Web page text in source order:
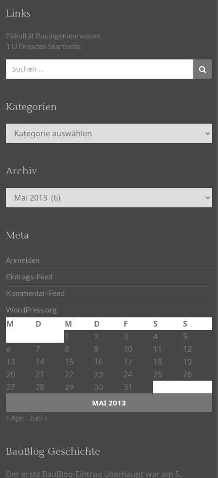
Links
Fakultät Bauingenieurwesen
TU Dresden Startseite
Suchen
nach:
Kategorien
Kategorien
Archiv
Archiv
Meta
Anmelden
Eintrags-Feed
Kommentar-Feed
WordPress.org
MAI 2013
M D M D F S
S
1
2 3 4 5
6 7 8 9 10 11
12
13
14 15 16 17 18
19
20
21 22 23 24 25
26
27
28 29 30 31
« Apr. Juni »
BauBlog-Geschichte
Der erste BauBlog-Eintrag überhaupt war am 5.